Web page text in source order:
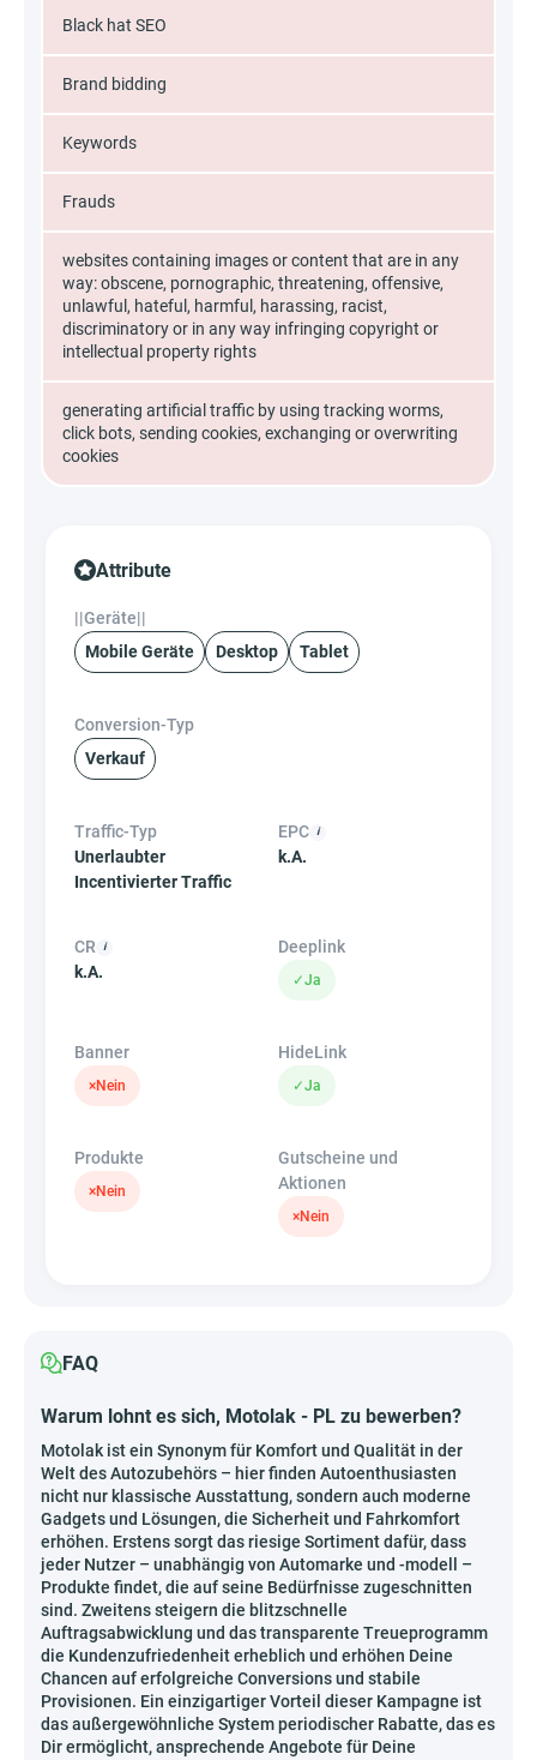
Black hat SEO
Brand bidding
Keywords
Frauds
websites containing images or content that are in any
way: obscene, pornographic, threatening, offensive,
unlawful, hateful, harmful, harassing, racist,
discriminatory or in any way infringing copyright or
intellectual property rights
generating artificial traffic by using tracking worms,
click bots, sending cookies, exchanging or overwriting
cookies
Attribute
||Geräte||
Mobile Geräte
Desktop Tablet
Conversion-Typ
Verkauf
Traffic-Typ
Unerlaubter
Incentivierter Traffic
EPC
k.A.
CR
k.A.
Deeplink
✓Ja
Banner
×Nein
HideLink
✓Ja
Produkte
×Nein
Gutscheine und
Aktionen
×Nein
FAQ
Warum lohnt es sich, Motolak - PL zu bewerben?
Motolak ist ein Synonym für Komfort und Qualität in der
Welt des Autozubehörs – hier finden Autoenthusiasten
nicht nur klassische Ausstattung, sondern auch moderne
Gadgets und Lösungen, die Sicherheit und Fahrkomfort
erhöhen. Erstens sorgt das riesige Sortiment dafür, dass
jeder Nutzer – unabhängig von Automarke und -modell –
Produkte findet, die auf seine Bedürfnisse zugeschnitten
sind. Zweitens steigern die blitzschnelle
Auftragsabwicklung und das transparente Treueprogramm
die Kundenzufriedenheit erheblich und erhöhen Deine
Chancen auf erfolgreiche Conversions und stabile
Provisionen. Ein einzigartiger Vorteil dieser Kampagne ist
das außergewöhnliche System periodischer Rabatte, das es
Dir ermöglicht, ansprechende Angebote für Deine